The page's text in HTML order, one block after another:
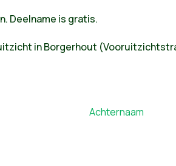
Deelname is gratis.
inBorgerhout
Achternaam